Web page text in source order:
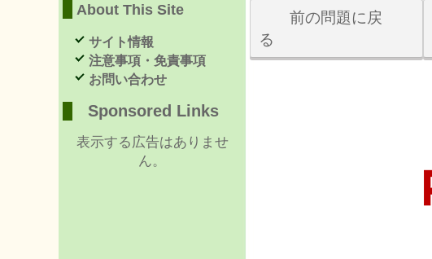
前の問題に戻
る
About This Site
サイト情報
注意事項・免責事項
お問い合わせ
Sponsored Links
表示する広告はありませ
ん。